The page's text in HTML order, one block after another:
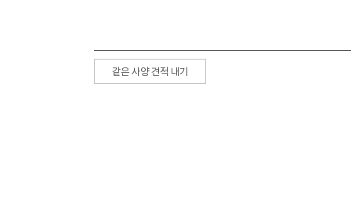
같은 사양 견적 내기